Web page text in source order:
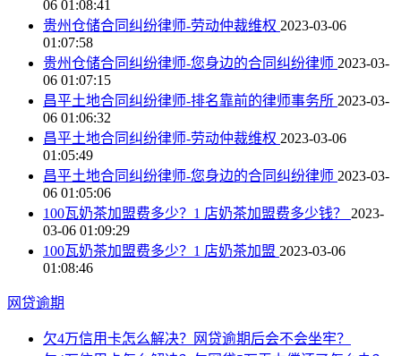
06 01:08:41
贵州仓储合同纠纷律师-劳动仲裁维权 2023-03-06
01:07:58
贵州仓储合同纠纷律师-您身边的合同纠纷律师 2023-03-
06 01:07:15
昌平土地合同纠纷律师-排名靠前的律师事务所 2023-03-
06 01:06:32
昌平土地合同纠纷律师-劳动仲裁维权 2023-03-06
01:05:49
昌平土地合同纠纷律师-您身边的合同纠纷律师 2023-03-
06 01:05:06
100瓦奶茶加盟费多少？1 店奶茶加盟费多少钱？ 2023-
03-06 01:09:29
100瓦奶茶加盟费多少？1 店奶茶加盟 2023-03-06
01:08:46
网贷逾期
欠4万信用卡怎么解决？网贷逾期后会不会坐牢？